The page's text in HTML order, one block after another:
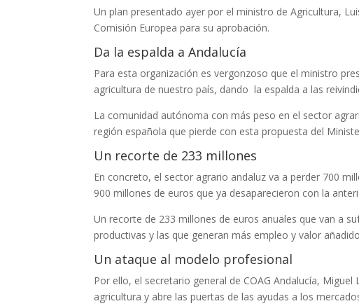
Un plan presentado ayer por el ministro de Agricultura,
Comisión Europea para su aprobación.
Da la espalda a Andalucía
Para esta organización es vergonzoso que el ministro
agricultura de nuestro país, dando la espalda a las
La comunidad autónoma con más peso en el sector
región española que pierde con esta propuesta del
Un recorte de 233 millones
En concreto, el sector agrario andaluz va a perder 700
900 millones de euros que ya desaparecieron con la
Un recorte de 233 millones de euros anuales que van a
productivas y las que generan más empleo y valor
Un ataque al modelo profesional
Por ello, el secretario general de COAG Andalucía,
agricultura y abre las puertas de las ayudas a los